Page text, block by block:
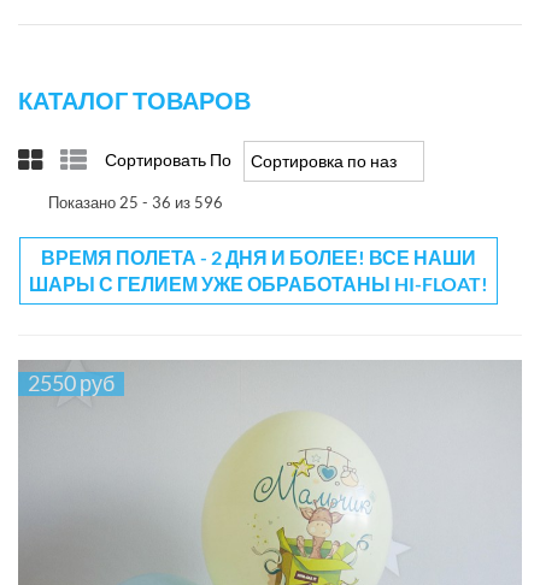
КАТАЛОГ ТОВАРОВ
Сортировать По Сортировка по названию товара +/-
Показано 25 - 36 из 596
ВРЕМЯ ПОЛЕТА - 2 ДНЯ И БОЛЕЕ! ВСЕ НАШИ
ШАРЫ С ГЕЛИЕМ УЖЕ ОБРАБОТАНЫ HI-FLOAT!
2550 руб